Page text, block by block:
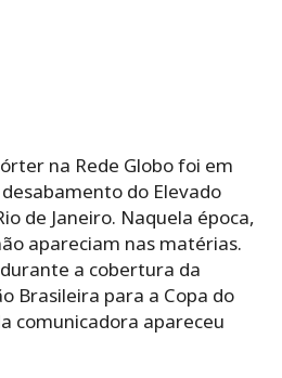
na Rede Globo foi em
do Elevado
de Janeiro. Naquela época,
apareciam nas matérias.
a cobertura da
Brasileira para a Copa do
comunicadora apareceu